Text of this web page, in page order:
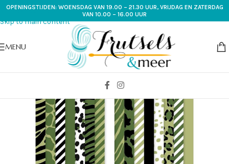
Skip to navigation
Skip to main content
OPENINGSTIJDEN: WOENSDAG VAN 19.00 – 21.30 UUR, VRIJDAG EN ZATERDAG
VAN 10.00 – 16.00 UUR
MENU